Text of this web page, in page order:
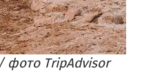
фото TripAdvisor